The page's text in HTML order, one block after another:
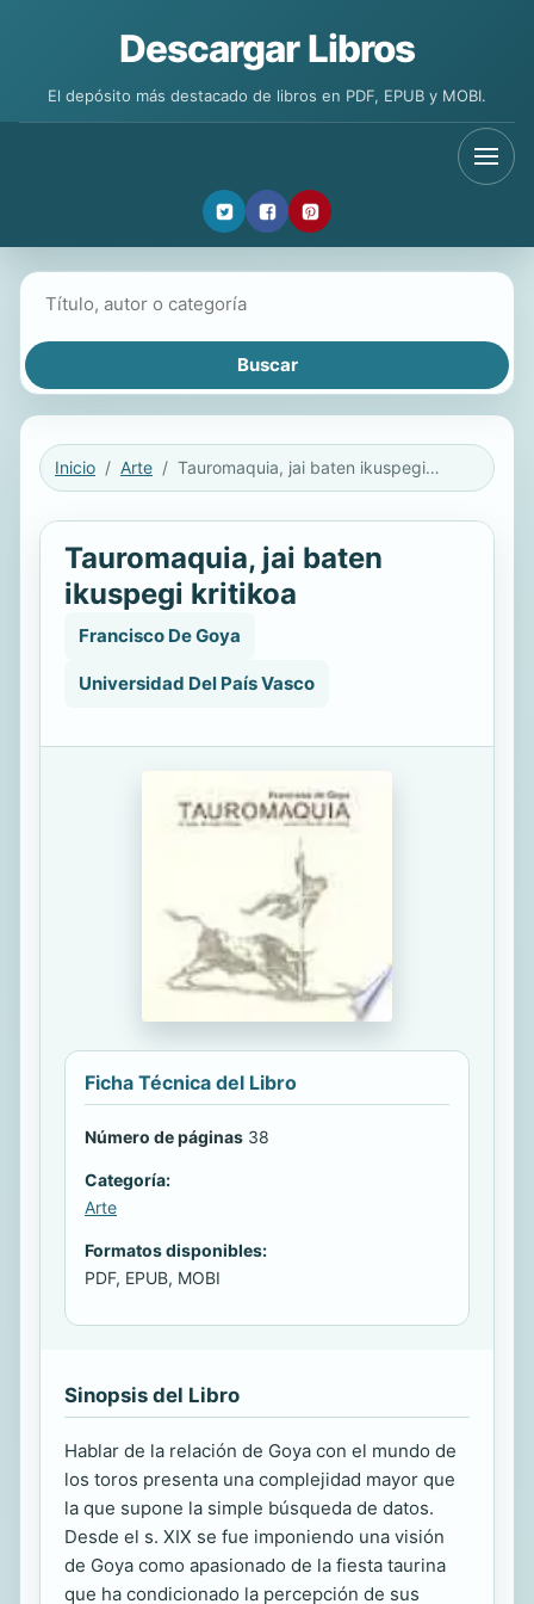
Descargar Libros
El depósito más destacado de libros en PDF, EPUB y MOBI.
Inicio Arte Tauromaquia, jai baten ikuspegi kritikoa
Tauromaquia, jai baten
ikuspegi kritikoa
Francisco De Goya
Universidad Del País Vasco
Ficha Técnica del Libro
Número de páginas 38
Categoría:
Arte
Formatos disponibles:
PDF, EPUB, MOBI
Sinopsis del Libro
Hablar de la relación de Goya con el mundo de
los toros presenta una complejidad mayor que
la que supone la simple búsqueda de datos.
Desde el s. XIX se fue imponiendo una visión
de Goya como apasionado de la fiesta taurina
que ha condicionado la percepción de sus